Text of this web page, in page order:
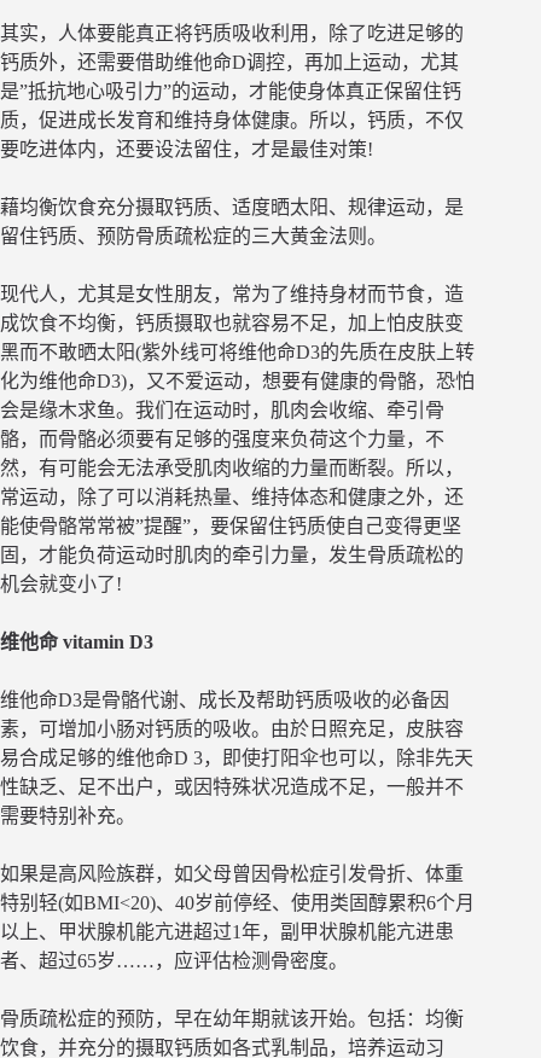
其实，人体要能真正将钙质吸收利用，除了吃进足够的
钙质外，还需要借助维他命D调控，再加上运动，尤其
是”抵抗地心吸引力”的运动，才能使身体真正保留住钙
质，促进成长发育和维持身体健康。所以，钙质，不仅
要吃进体内，还要设法留住，才是最佳对策!
藉均衡饮食充分摄取钙质、适度晒太阳、规律运动，是
留住钙质、预防骨质疏松症的三大黄金法则。
现代人，尤其是女性朋友，常为了维持身材而节食，造
成饮食不均衡，钙质摄取也就容易不足，加上怕皮肤变
黑而不敢晒太阳(紫外线可将维他命D3的先质在皮肤上转
化为维他命D3)，又不爱运动，想要有健康的骨骼，恐怕
会是缘木求鱼。我们在运动时，肌肉会收缩、牵引骨
骼，而骨骼必须要有足够的强度来负荷这个力量，不
然，有可能会无法承受肌肉收缩的力量而断裂。所以，
常运动，除了可以消耗热量、维持体态和健康之外，还
能使骨骼常常被”提醒”，要保留住钙质使自己变得更坚
固，才能负荷运动时肌肉的牵引力量，发生骨质疏松的
机会就变小了!
维他命 vitamin D3
维他命D3是骨骼代谢、成长及帮助钙质吸收的必备因
素，可增加小肠对钙质的吸收。由於日照充足，皮肤容
易合成足够的维他命D 3，即使打阳伞也可以，除非先天
性缺乏、足不出户，或因特殊状况造成不足，一般并不
需要特别补充。
如果是高风险族群，如父母曾因骨松症引发骨折、体重
特别轻(如BMI<20)、40岁前停经、使用类固醇累积6个月
以上、甲状腺机能亢进超过1年，副甲状腺机能亢进患
者、超过65岁……，应评估检测骨密度。
骨质疏松症的预防，早在幼年期就该开始。包括：均衡
饮食，并充分的摄取钙质如各式乳制品，培养运动习